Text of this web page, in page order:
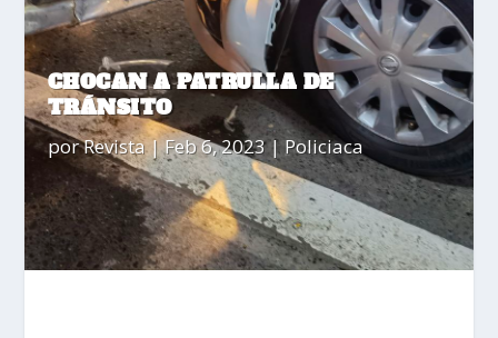
CHOCAN A PATRULLA DE
TRÁNSITO
porRevista|Feb 6, 2023|Policiaca